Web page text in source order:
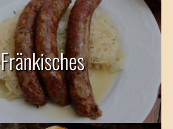
Fränkisches